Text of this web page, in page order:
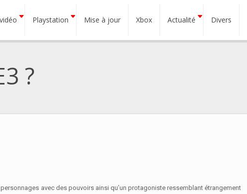
Playstation Mise à jour Xbox Actualité Divers
?
avec des pouvoirs ainsi qu’un protagoniste ressemblant étrangement